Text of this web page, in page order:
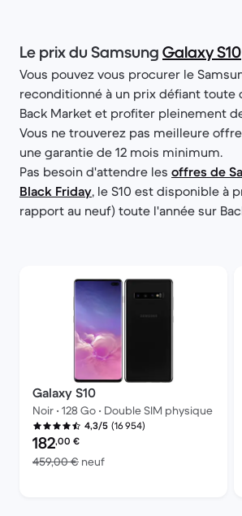
Le prix du Samsung Galaxy S10
Vous pouvez vous procurer le
reconditionné à un prix défiant toute
Back Market et profiter pleinement
Vous ne trouverez pas meilleure
une garantie de 12 mois minimum.
Pas besoin d'attendre les offres de
Black Friday, le S10 est disponible à
rapport au neuf) toute l'année sur
Galaxy S10
Noir • 128 Go • Double SIM physique
4,3/5 (16 954)
Prix reconditionné :
182,00 €
459,00 € neufcontre 459,00 € neuf